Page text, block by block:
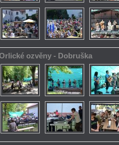
ozvěny - Dobruška